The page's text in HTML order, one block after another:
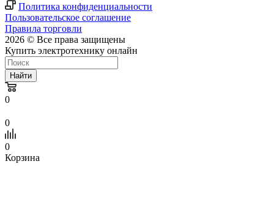
Политика конфиденциальности
Пользовательское соглашение
Правила торговли
2026 © Все права защищены
Купить электротехнику онлайн
Найти
0
0
0
Корзина